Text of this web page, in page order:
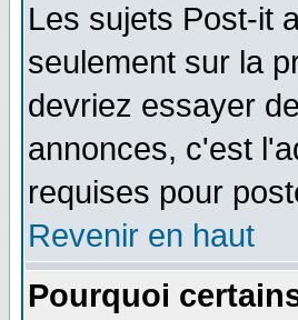
Les sujets Post-it
seulement sur la
devriez essayer
annonces, c'est
requises pour
Revenir en haut
Pourquoi